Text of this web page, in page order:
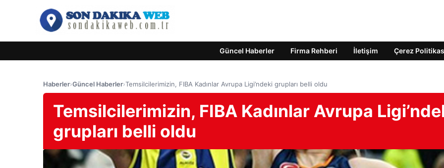
Güncel Haberler Firma Rehberi İletişim Çerez
Haberler›Güncel Haberler›Temsilcilerimizin, FIBA Kadınlar Avrupa Ligi’ndeki grupları belli oldu
Temsilcilerimizin, FIBA Kadınlar Avrupa
grupları belli oldu